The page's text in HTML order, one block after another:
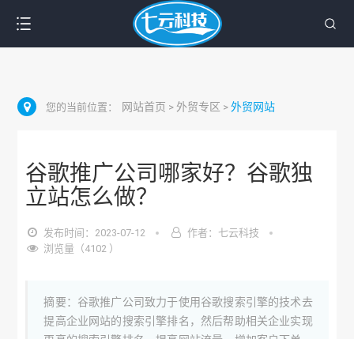
您的当前位置： 网站首页 > 外贸专区 >外贸网站
谷歌推广公司哪家好？谷歌独
立站怎么做？
发布时间：2023-07-12
作者：七云科技
浏览量（4102 ）
摘要：谷歌推广公司致力于使用谷歌搜索引擎的技术去
提高企业网站的搜索引擎排名，然后帮助相关企业实现